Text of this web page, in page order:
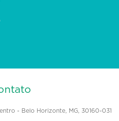
- Belo Horizonte, MG, 30160-031